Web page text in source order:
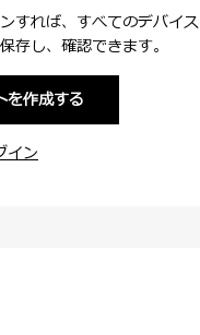
すれば、すべてのデバイス
存し、確認できます。
を作成する
イン